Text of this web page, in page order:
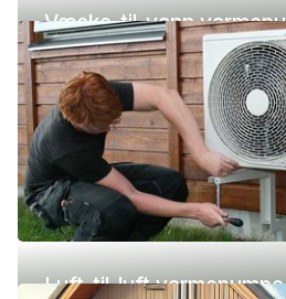
Væske-til-vann
guide (pris, fordeler og
Luft-til-luft